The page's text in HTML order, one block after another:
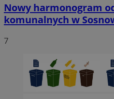
Nowy harmonogram
komunalnych w
7